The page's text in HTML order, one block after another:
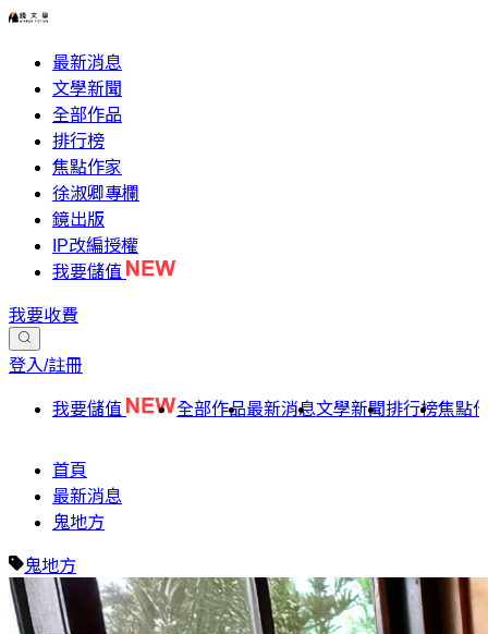
最新消息
文學新聞
全部作品
排行榜
焦點作家
徐淑卿專欄
鏡出版
IP改編授權
我要儲值
我要收費
登入/註冊
我要儲值 全部作品最新消息文學新聞排行榜焦點
首頁
最新消息
鬼地方
鬼地方